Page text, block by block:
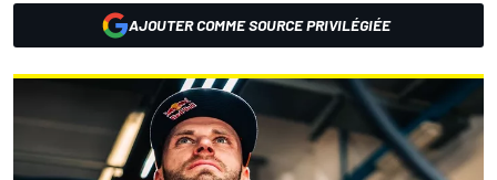
AJOUTER COMME SOURCE PRIVILÉGIÉE